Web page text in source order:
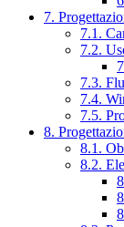
7.
7.1.
7.2.
7.3.
7.4.
7.5.
8.
8.1.
8.2.